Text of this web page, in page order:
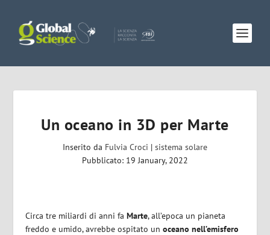
Un oceano in 3D per Marte
Inserito da Fulvia Croci | sistema solare
Pubblicato: 19 January, 2022
Circa tre miliardi di anni faMarte, all’epoca un pianeta
freddo e umido, avrebbe ospitato unoceano nell’emisfero